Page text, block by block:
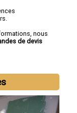
nous
de devis